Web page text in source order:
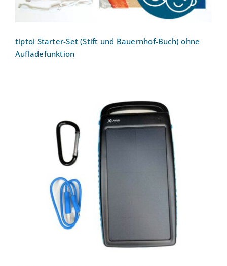
tiptoi Starter-Set (Stift und Bauernhof-Buch) ohne
Aufladefunktion
Powerbank Plus Solar XLayer 215775